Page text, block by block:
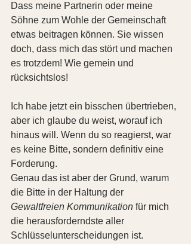
Dass meine Partnerin oder meine
Söhne zum Wohle der Gemeinschaft
etwas beitragen können. Sie wissen
doch, dass mich das stört und machen
es trotzdem! Wie gemein und
rücksichtslos!
Ich habe jetzt ein bisschen übertrieben,
aber ich glaube du weist, worauf ich
hinaus will. Wenn du so reagierst, war
es keine Bitte, sondern definitiv eine
Forderung.
Genau das ist aber der Grund, warum
die Bitte in der Haltung der
Gewaltfreien Kommunikation für mich
die herausforderndste aller
Schlüsselunterscheidungen ist.